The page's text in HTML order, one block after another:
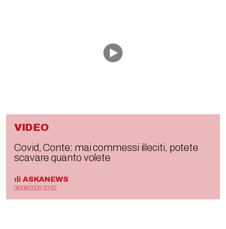
VIDEO
Covid, Conte: mai commessi illeciti, potete
scavare quanto volete
di ASKANEWS
06/08/2026 20:52